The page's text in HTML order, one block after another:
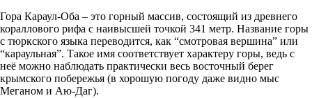
Гора Караул-Оба – это горный массив, состоящий из древнего
кораллового рифа с наивысшей точкой 341 метр. Название горы
с тюркского языка переводится, как “смотровая вершина” или
“караульная”. Такое имя соответствует характеру горы, ведь с
неё можно наблюдать практически весь восточный берег
крымского побережья (в хорошую погоду даже видно мыс
Меганом и Аю-Даг).